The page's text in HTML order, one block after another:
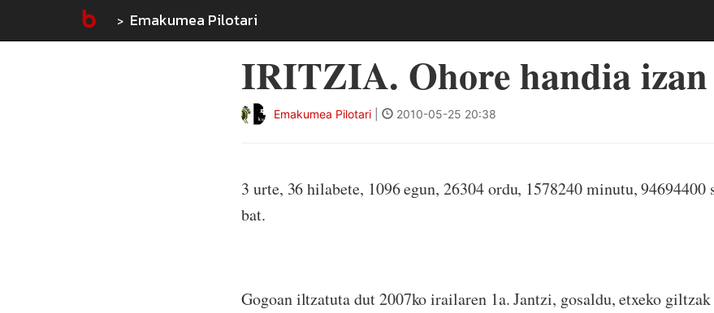
Emakumea Pilotari
IRITZIA. Ohore handia
Emakumea Pilotari 2010-05-25 20:38
3 urte, 36 hilabete, 1096 egun, 26304 ordu, 1578240 minutu,
bat.
Gogoan iltzatuta dut 2007ko irailaren 1a. Jantzi, gosaldu, etxeko